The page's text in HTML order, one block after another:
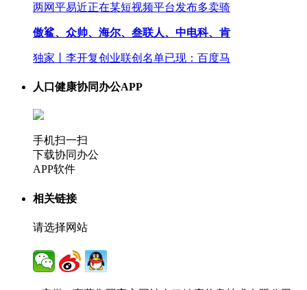
两网平易近正在某短视频平台发布多卖骑
傲鲨、众帅、海尔、叁联人、中电科、肯
独家丨李开复创业联创名单已现：百度马
人口健康协同办公APP
手机扫一扫
下载协同办公
APP软件
相关链接
请选择网站